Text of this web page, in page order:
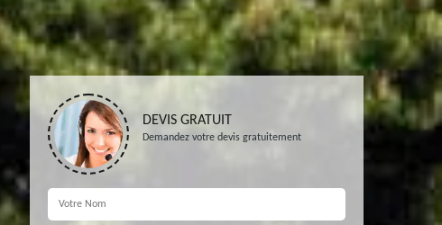
DEVIS GRATUIT
Demandez votre devis gratuitement